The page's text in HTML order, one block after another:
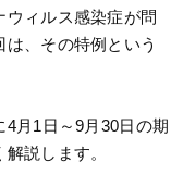
ィルス感染症が問
、その特例という
月1日～9月30日の期
説します。